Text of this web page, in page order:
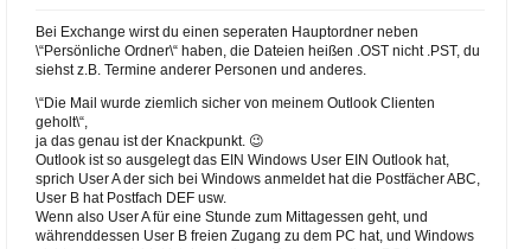
Bei Exchange wirst du einen seperaten Hauptordner neben
\“Persönliche Ordner\“ haben, die Dateien heißen .OST nicht .PST, du
siehst z.B. Termine anderer Personen und anderes.
\“Die Mail wurde ziemlich sicher von meinem Outlook Clienten
geholt\“,
ja das genau ist der Knackpunkt. 😉
Outlook ist so ausgelegt das EIN Windows User EIN Outlook hat,
sprich User A der sich bei Windows anmeldet hat die Postfächer ABC,
User B hat Postfach DEF usw.
Wenn also User A für eine Stunde zum Mittagessen geht, und
währenddessen User B freien Zugang zu dem PC hat, und Windows